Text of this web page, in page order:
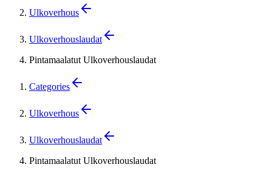
Ulkoverhous
Ulkoverhouslaudat
Pintamaalatut Ulkoverhouslaudat
Categories
Ulkoverhous
Ulkoverhouslaudat
Pintamaalatut Ulkoverhouslaudat